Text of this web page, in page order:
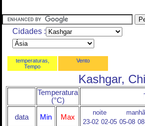
Cidades :
temperaturas,
Tempo
Vento
Kashgar,
Temperatura
(°C)
data Min Max
noite manhã
23-02 02-05 05-08